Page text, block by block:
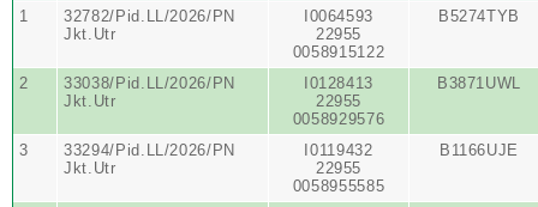
1
32782/Pid.LL/2026/PN
Jkt.Utr
I0064593
22955
0058915122
B5274TYB
2
33038/Pid.LL/2026/PN
Jkt.Utr
I0128413
22955
0058929576
B3871UWL
3
33294/Pid.LL/2026/PN
Jkt.Utr
I0119432
22955
0058955585
B1166UJE